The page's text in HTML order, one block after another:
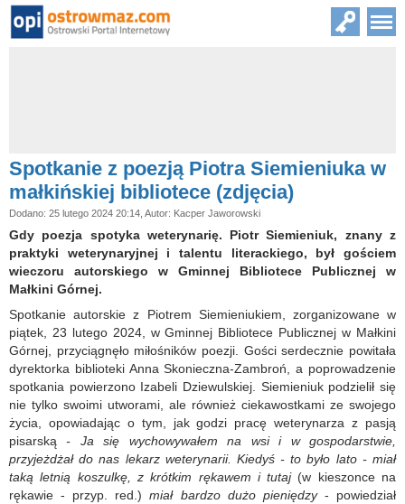
Spotkanie z poezją Piotra Siemieniuka w
małkińskiej bibliotece (zdjęcia)
Dodano: 25 lutego 2024 20:14, Autor: Kacper Jaworowski
Gdy poezja spotyka weterynarię. Piotr Siemieniuk, znany z
praktyki weterynaryjnej i talentu literackiego, był gościem
wieczoru autorskiego w Gminnej Bibliotece Publicznej w
Małkini Górnej.
Spotkanie autorskie z Piotrem Siemieniukiem, zorganizowane w
piątek, 23 lutego 2024, w Gminnej Bibliotece Publicznej w Małkini
Górnej, przyciągnęło miłośników poezji. Gości serdecznie powitała
dyrektorka biblioteki Anna Skonieczna-Zambroń, a poprowadzenie
spotkania powierzono Izabeli Dziewulskiej. Siemieniuk podzielił się
nie tylko swoimi utworami, ale również ciekawostkami ze swojego
życia, opowiadając o tym, jak godzi pracę weterynarza z pasją
pisarską- Ja się wychowywałem na wsi i w gospodarstwie,
przyjeżdżał do nas lekarz weterynarii. Kiedyś - to było lato - miał
taką letnią koszulkę, z krótkim rękawem i tutaj (w kieszonce na
rękawie - przyp. red.) miał bardzo dużo pieniędzy- powiedział